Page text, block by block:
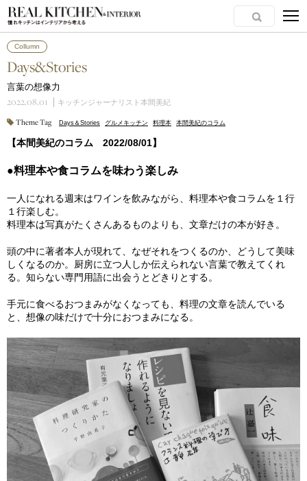
Collumn
Days&Stories
言葉の想像力
2022.08.01 キッチンジャーナリスト本間美紀
Theme Tag Days＆Stories グルメキッチン 料理本 本間美紀のコラム
【本間美紀のコラム 2022/08/01】
●料理本や食コラムを味わう楽しみ
一人になれる週末はワインを飲みながら、料理本や食コラムを１行
１行楽しむ。
料理本は写真がたくさんあるものよりも、文章だけの本が好き。
頭の中に著者本人が現れて、なぜそれをつくるのか、どうして美味
しくなるのか。厨房に立つ人しか伝えられない言葉で教えてくれ
る。知らない専門用語に出会うとどきりとする。
手元に食べるおつまみがなくなっても、料理の文章を読んでいる
と、想像の味だけで十分におつまみになる。